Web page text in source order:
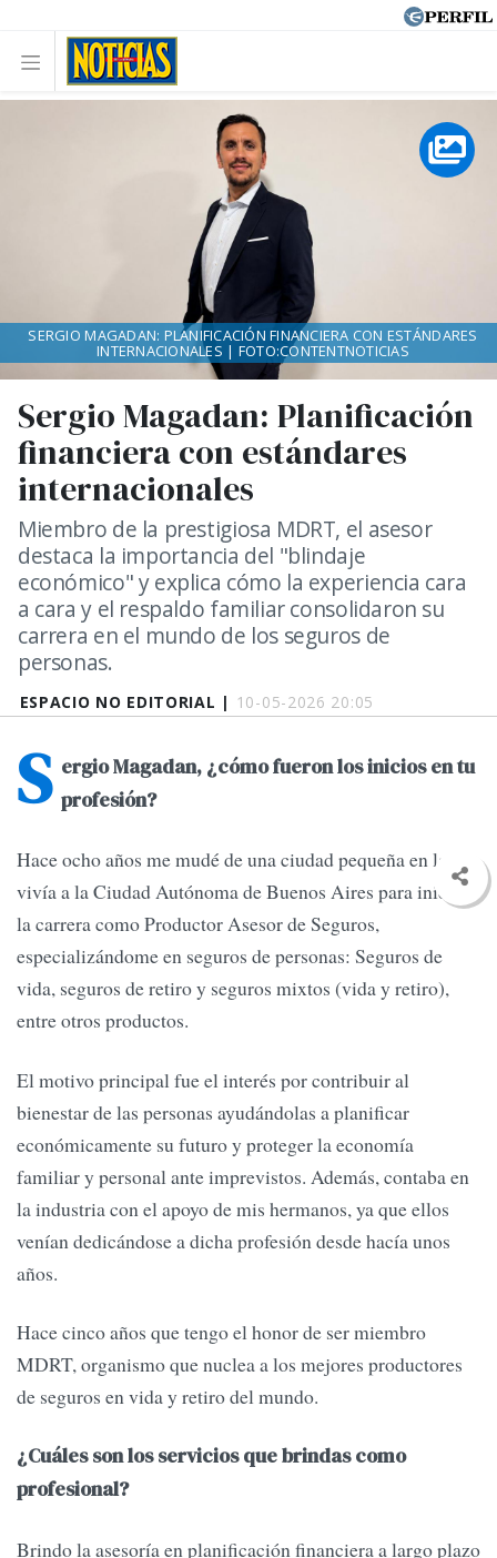
ESPACIO NO EDITORIAL | 10-05-2026 20:05
Sergio Magadan: Planificación
financiera con estándares
internacionales
Miembro de la prestigiosa MDRT, el asesor
destaca la importancia del "blindaje
económico" y explica cómo la experiencia cara
a cara y el respaldo familiar consolidaron su
carrera en el mundo de los seguros de
personas.
SERGIO MAGADAN: PLANIFICACIÓN FINANCIERA CON ESTÁNDARES
INTERNACIONALES | FOTO:CONTENTNOTICIAS
S ergio Magadan, ¿cómo fueron los inicios en tu
profesión?
Hace ocho años me mudé de una ciudad pequeña en la que
vivía a la Ciudad Autónoma de Buenos Aires para iniciar
la carrera como Productor Asesor de Seguros,
especializándome en seguros de personas: Seguros de
vida, seguros de retiro y seguros mixtos (vida y retiro),
entre otros productos.
El motivo principal fue el interés por contribuir al
bienestar de las personas ayudándolas a planificar
económicamente su futuro y proteger la economía
familiar y personal ante imprevistos. Además, contaba en
la industria con el apoyo de mis hermanos, ya que ellos
venían dedicándose a dicha profesión desde hacía unos
años.
Hace cinco años que tengo el honor de ser miembro
MDRT, organismo que nuclea a los mejores productores
de seguros en vida y retiro del mundo.
¿Cuáles son los servicios que brindas como
profesional?
Brindo la asesoría en planificación financiera a largo plazo